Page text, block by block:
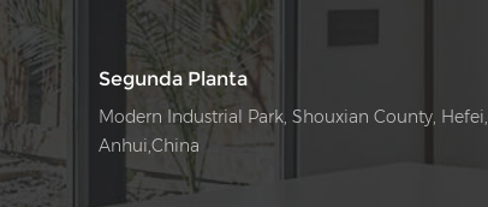
Segunda Planta
Modern Industrial Park, Shouxian County, Hefei,
Anhui,China